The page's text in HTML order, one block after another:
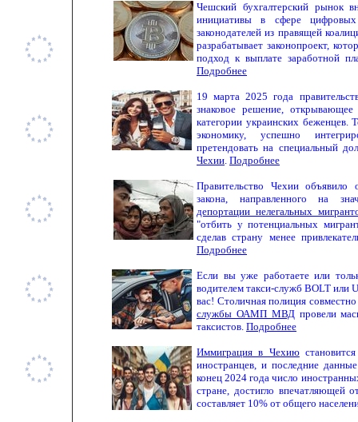
Чешский бухгалтерский рынок
инициативы в сфере цифровых
законодателей из правящей
разрабатывает законопроект,
подход к выплате заработной
Подробнее
19 марта 2025 года
знаковое решение,
категории украинских
экономику, успешно
претендовать на специальный
Чехии. Подробнее
Правительство Чехии
закона, направленного на
депортации нелегальных
"отбить у потенциальных
сделав страну менее
Подробнее
Если вы уже работаете или
водителем такси-службBOLTили
вас! Столичная полиция
службы ОАМП МВДпровели
таксистов. Подробнее
Иммиграция в Чехию
иностранцев, и последние
конец 2024 года число
стране, достигло впечатляющей
составляет 10% от общего